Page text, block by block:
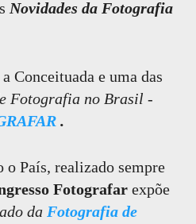
Novidades da Fotografia
Conceituada e uma das
Fotografia no Brasil -
.
País, realizado sempre
Fotografar expõe
da Fotografia de